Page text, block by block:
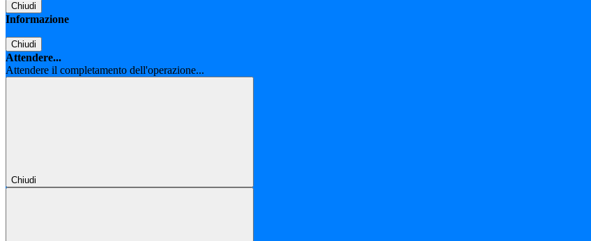
Chiudi
Informazione
Chiudi
Attendere...
Attendere il completamento dell'operazione...
Chiudi